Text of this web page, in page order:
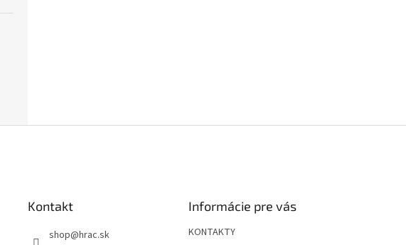
Kontakt
shop@hrac.sk
Informácie pre vás
KONTAKTY